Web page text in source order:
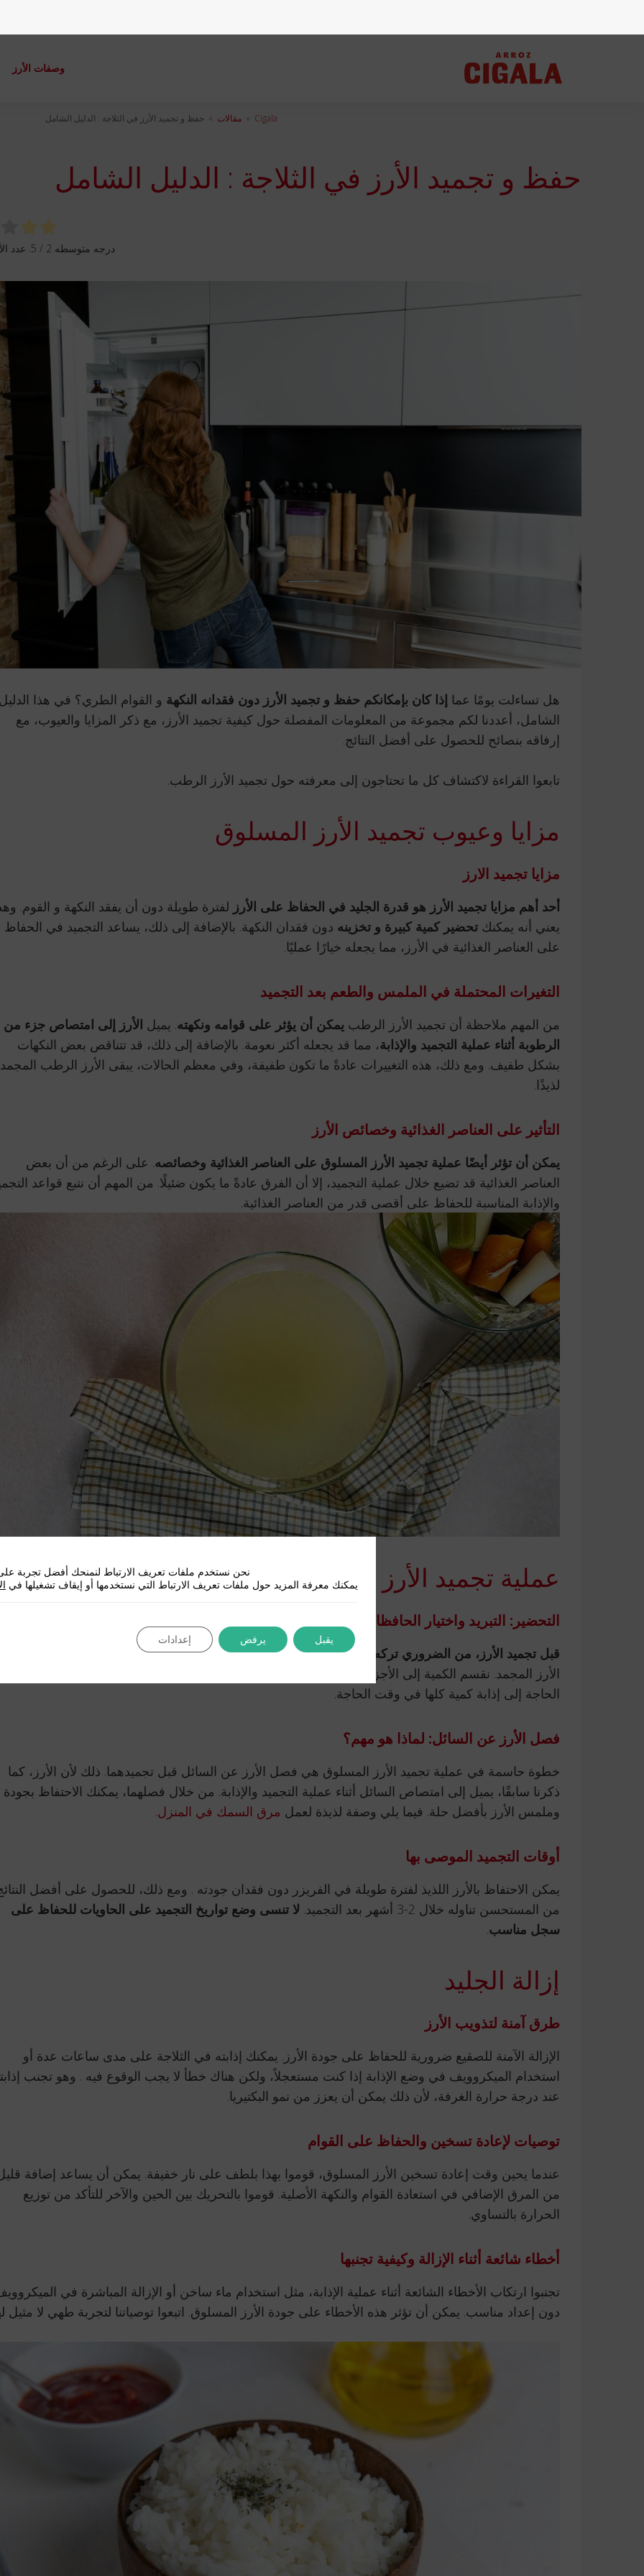
وصفات الأرز
Cigala
» مقالات » حفظ و تجميد الأرز في الثلاجة : الدليل الشامل
حفظ و تجميد الأرز في الثلاجة : الدليل الشامل
درجه متوسطه 2 / 5. عدد الأصوات:
هل تساءلت يومًا عما إذا كان بإمكانكم حفظ و تجميد الأرز دون فقدانه النكهة و القوام الطري؟ في هذا
الشامل، أعددنا لكم مجموعة من المعلومات المفصلة حول كيفية تجميد الأرز، مع ذكر المزايا والعيوب، مع
إرفاقه بنصائح للحصول على أفضل النتائج.
تابعوا القراءة لاكتشاف كل ما تحتاجون إلى معرفته حول تجميد الأرز الرطب.
مزايا وعيوب تجميد الأرز المسلوق
مزايا تجميد الارز
أحد أهم مزايا تجميد الأرز هو قدرة الجليد في الحفاظ على الأرز لفترة طويلة دون أن يفقد النكهة و القوم.
يعني أنه يمكنك تحضير كمية كبيرة و تخزينه دون فقدان النكهة. بالإضافة إلى ذلك، يساعد التجميد في الحفاظ
على العناصر الغذائية في الأرز، مما يجعله خيارًا عمليًا.
التغيرات المحتملة في الملمس والطعم بعد التجميد
من المهم ملاحظة أن تجميد الأرز الرطب يمكن أن يؤثر على قوامه ونكهته. يميل الأرز إلى امتصاص جزء من
الرطوبة أثناء عملية التجميد والإذابة، مما قد يجعله أكثر نعومة. بالإضافة إلى ذلك، قد تتناقص بعض النكهات
بشكل طفيف. ومع ذلك، هذه التغييرات عادةً ما تكون طفيفة، وفي معظم الحالات، يبقى الأرز الرطب المجمد
لذيذًا.
التأثير على العناصر الغذائية وخصائص الأرز
يمكن أن تؤثر أيضًا عملية تجميد الأرز المسلوق على العناصر الغذائية وخصائصه. على الرغم من أن بعض
العناصر الغذائية قد تضيع خلال عملية التجميد، إلا أن الفرق عادةً ما يكون ضئيلًا. من المهم أن نتبع قواعد
والإذابة المناسبة للحفاظ على أقصى قدر من العناصر الغذائية.
عملية تجميد الأرز المسلوق
التحضير: التبريد واختيار الحافظات
قبل تجميد الأرز، من الضروري تركه ليبرد إلى درجة حرارة الغرفة . نحدد حاويات محكمة ومقاومة للبرد
الأرز المجمد. نقسم الكمية إلى الأجزاء المناسبة لنا بحجم الفرد أو الاسرة وذلك لتسهيل عملية الإذابة وتجنب
الحاجة إلى إذابة كمية كلها في وقت الحاجة.
فصل الأرز عن السائل: لماذا هو مهم؟
خطوة حاسمة في عملية تجميد الأرز المسلوق هي فصل الأرز عن السائل قبل تجميدهما. ذلك لأن الأرز، كما
ذكرنا سابقًا، يميل إلى امتصاص السائل أثناء عملية التجميد والإذابة. من خلال فصلهما، يمكنك الاحتفاظ بجودة
وملمس الأرز بأفضل حلة. فيما يلي وصفة لذيذة لعمل مرق السمك في المنزل.
أوقات التجميد الموصى بها
يمكن الاحتفاظ بالأرز اللذيذ لفترة طويلة في الفريزر دون فقدان جودته . ومع ذلك، للحصول على أفضل
من المستحسن تناوله خلال 2-3 أشهر بعد التجميد.
لا تنسى وضع تواريخ التجميد على الحاويات للحفاظ على
سجل مناسب.
إزالة الجليد
طرق آمنة لتذويب الأرز
الإزالة الآمنة للصقيع ضرورية للحفاظ على جودة الأرز. يمكنك إذابته في الثلاجة على مدى ساعات عدة أو
استخدام الميكروويف في وضع الإذابة إذا كنت مستعجلاً، ولكن هناك خطأ لا يجب الوقوع فيه . وهو تجنب
عند درجة حرارة الغرفة، لأن ذلك يمكن أن يعزز من نمو البكتيريا.
توصيات لإعادة تسخين والحفاظ على القوام
عندما يحين وقت إعادة تسخين الأرز المسلوق، قوموا بهذا بلطف على نار خفيفة. يمكن أن يساعد إضافة
من المرق الإضافي في استعادة القوام والنكهة الأصلية. قوموا بالتحريك بين الحين والآخر للتأكد من توزيع
الحرارة بالتساوي.
أخطاء شائعة أثناء الإزالة وكيفية تجنبها
تجنبوا ارتكاب الأخطاء الشائعة أثناء عملية الإذابة، مثل استخدام ماء ساخن أو الإزالة المباشرة في
دون إعداد مناسب. يمكن أن تؤثر هذه الأخطاء على جودة الأرز المسلوق. اتبعوا توصياتنا لتجربة طهي لا مثيل
نحن نستخدم ملفات تعريف الارتباط لنمنحك أفضل تجربة
يمكنك معرفة المزيد حول ملفات تعريف الارتباط التي نستخدمها أو إيقاف تشغيلها في
يقبل يرفض إعدادات